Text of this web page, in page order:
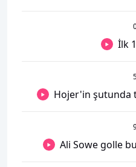
İlk
Hojer'in şutunda
Ali Sowe golle